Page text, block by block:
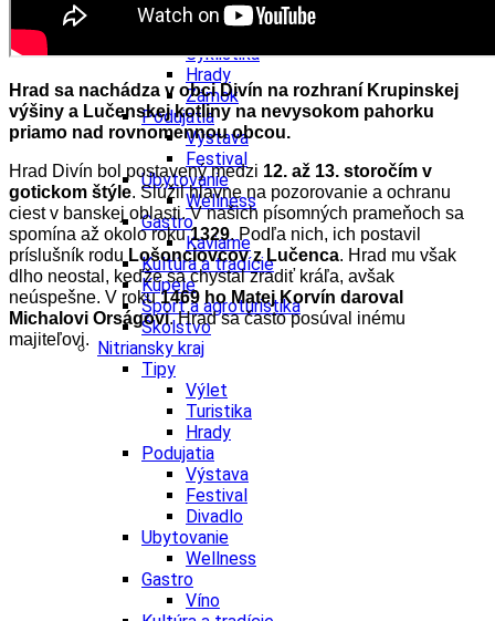
Výlet
Turistika
Cyklistika
Hrady
Zámok
Podujatia
Výstava
Festival
Ubytovanie
Wellness
Gastro
Kaviarne
Kultúra a tradície
Kúpele
Šport a agroturistika
Školstvo
Nitriansky kraj
Tipy
Výlet
Turistika
Hrady
Podujatia
Výstava
Festival
Divadlo
Ubytovanie
Wellness
Gastro
Víno
Hrad sa nachádza v obci Divín na rozhraní Krupinskej
výšiny a Lučenskej kotliny na nevysokom pahorku
priamo nad rovnomennou obcou.
Hrad Divín bol postavený medzi 12. až 13. storočím v
gotickom štýle. Slúžil hlavne na pozorovanie a ochranu
ciest v banskej oblasti. V našich písomných prameňoch sa
spomína až okolo roku1329. Podľa nich, ich postavil
príslušník rodu Lošonciovcov z Lučenca. Hrad mu však
dlho neostal, keďže sa chystal zradiť kráľa, avšak
neúspešne. V roku1469 ho Matej Korvín daroval
Michalovi Orságovi. Hrad sa často posúval inému
majiteľovi.